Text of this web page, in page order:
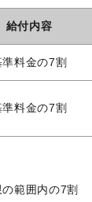
給付内容
準料金の7割
準料金の7割
の範囲内の7割